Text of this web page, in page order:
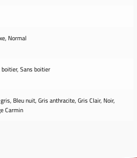
Normal
Sans boitier
Bleu nuit, Gris anthracite, Gris Clair, Noir,
Carmin